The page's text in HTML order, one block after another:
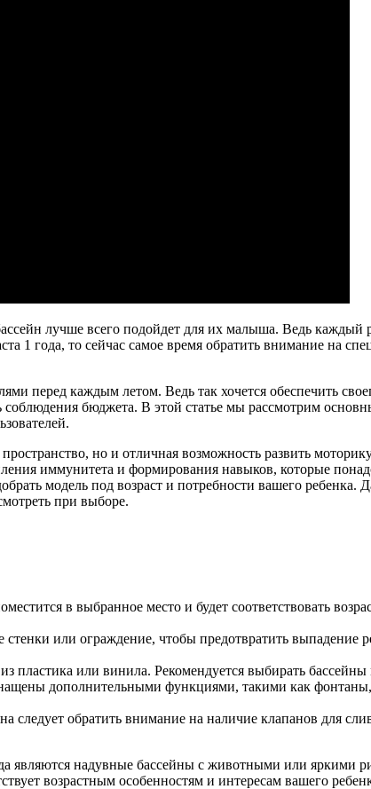
лучше всего подойдет для их малыша. Ведь каждый
1 года, то сейчас самое время обратить внимание на
перед каждым летом. Ведь так хочется обеспечить
соблюдения бюджета. В этой статье мы рассмотрим
но и отличная возможность развить
иммунитета и формирования навыков, которые
модель под возраст и потребности вашего ребенка.
при выборе.
в выбранное место и будет соответствовать
или ограждение, чтобы предотвратить
пластика или винила. Рекомендуется выбирать
дополнительными функциями, такими как
следует обратить внимание на наличие клапанов для
являются надувные бассейны с животными или
возрастным особенностям и интересам вашего